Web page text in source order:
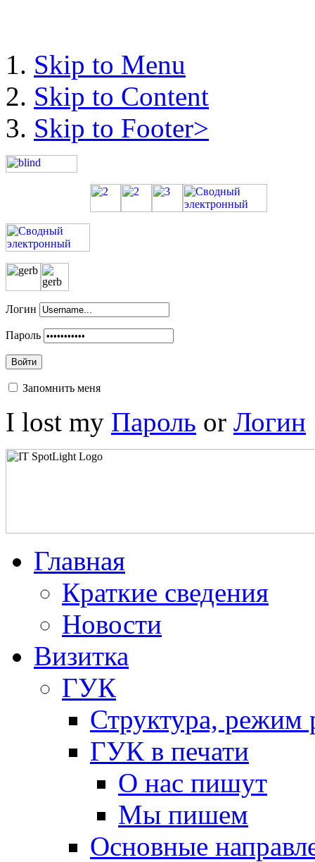
Skip to Menu
Skip to Content
Skip to Footer>
Логин
Пароль
Войти
Запомнить меня
I lost my Пароль or Логин
Главная
Краткие сведения
Новости
Визитка
ГУК
Структура, режим
ГУК в печати
О нас пишут
Мы пишем
Основные